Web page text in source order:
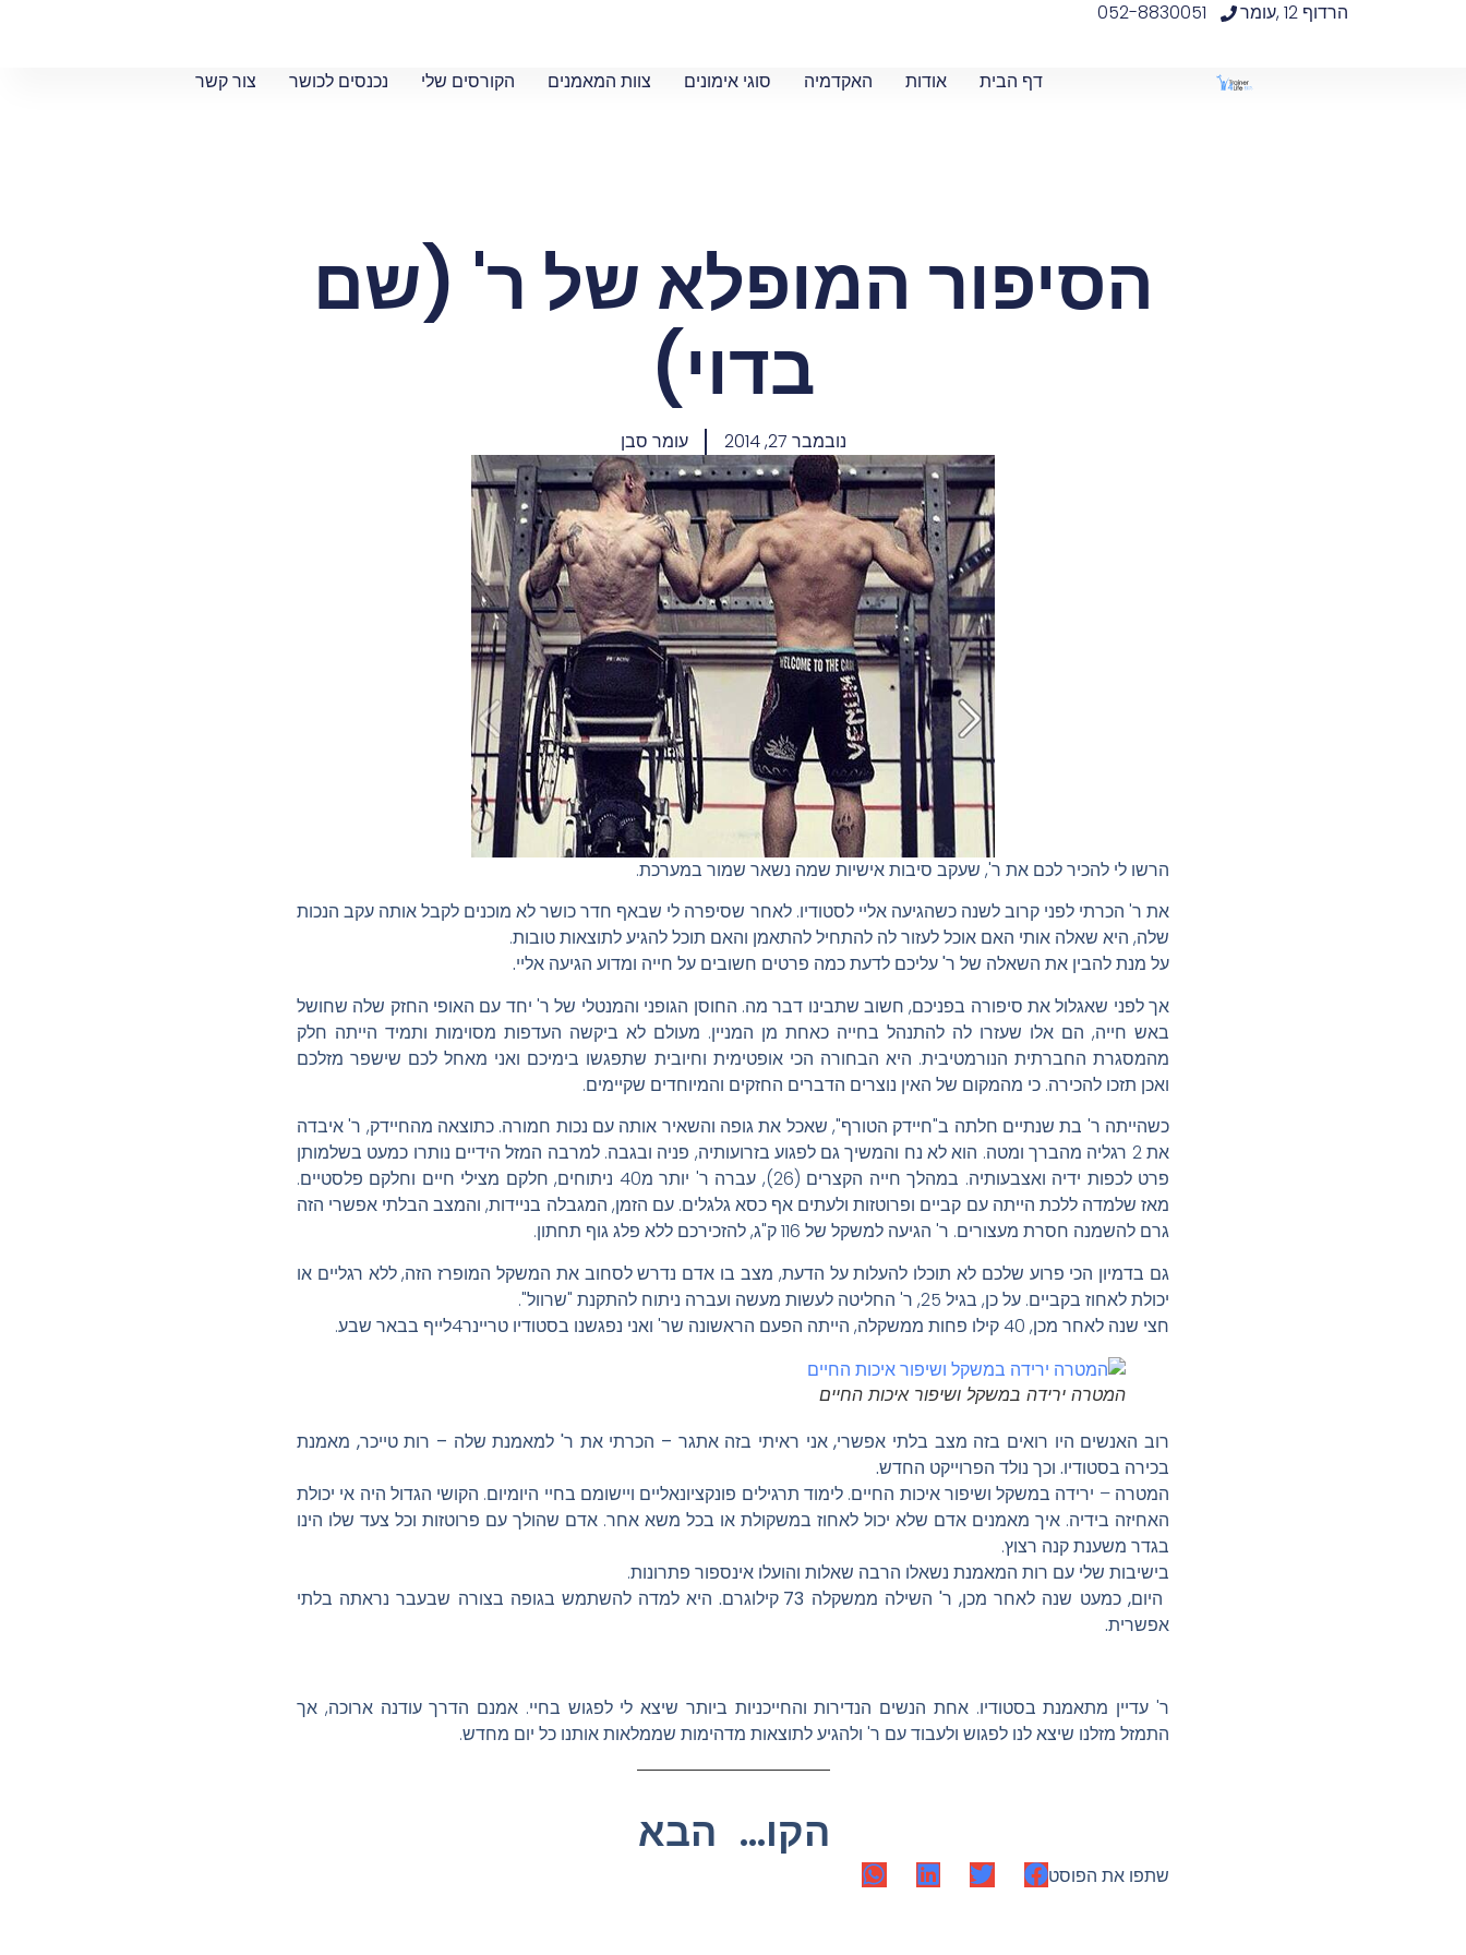
הרדוף 12 ,עומר 052-8830051
דף הבית אודות האקדמיה סוגי אימונים צוות המאמנים הקורסים שלי נכנסים לכושר צור קשר
הסיפור המופלא של ר' (שם
בדוי)
נובמבר 27, 2014 עומר סבן
הרשו לי להכיר לכם את ר', שעקב סיבות אישיות שמה נשאר שמור במערכת.
את ר' הכרתי לפני קרוב לשנה כשהגיעה אליי לסטודיו. לאחר שסיפרה לי שבאף חדר כושר לא מוכנים לקבל אותה עקב הנכות
שלה, היא שאלה אותי האם אוכל לעזור לה להתחיל להתאמן והאם תוכל להגיע לתוצאות טובות.
על מנת להבין את השאלה של ר' עליכם לדעת כמה פרטים חשובים על חייה ומדוע הגיעה אליי.
אך לפני שאגלול את סיפורה בפניכם, חשוב שתבינו דבר מה. החוסן הגופני והמנטלי של ר' יחד עם האופי החזק שלה שחושל
באש חייה, הם אלו שעזרו לה להתנהל בחייה כאחת מן המניין. מעולם לא ביקשה העדפות מסוימות ותמיד הייתה חלק
מהמסגרת החברתית הנורמטיבית. היא הבחורה הכי אופטימית וחיובית שתפגשו בימיכם ואני מאחל לכם שישפר מזלכם
ואכן תזכו להכירה. כי מהמקום של האין נוצרים הדברים החזקים והמיוחדים שקיימים.
כשהייתה ר' בת שנתיים חלתה ב"חיידק הטורף", שאכל את גופה והשאיר אותה עם נכות חמורה. כתוצאה מהחיידק, ר' איבדה
את 2 רגליה מהברך ומטה. הוא לא נח והמשיך גם לפגוע בזרועותיה, פניה ובגבה. למרבה המזל הידיים נותרו כמעט בשלמותן
פרט לכפות ידיה ואצבעותיה. במהלך חייה הקצרים (26), עברה ר' יותר מ40 ניתוחים, חלקם מצילי חיים וחלקם פלסטיים.
מאז שלמדה ללכת הייתה עם קביים ופרוטזות ולעתים אף כסא גלגלים. עם הזמן, המגבלה בניידות, והמצב הבלתי אפשרי הזה
גרם להשמנה חסרת מעצורים. ר' הגיעה למשקל של 116 ק"ג, להזכירכם ללא פלג גוף תחתון.
גם בדמיון הכי פרוע שלכם לא תוכלו להעלות על הדעת, מצב בו אדם נדרש לסחוב את המשקל המופרז הזה, ללא רגליים או
יכולת לאחוז בקביים. על כן, בגיל 25, ר' החליטה לעשות מעשה ועברה ניתוח להתקנת "שרוול".
חצי שנה לאחר מכן, 40 קילו פחות ממשקלה, הייתה הפעם הראשונה שר' ואני נפגשנו בסטודיו טריינר4לייף בבאר שבע.
המטרה ירידה במשקל ושיפור איכות החיים
רוב האנשים היו רואים בזה מצב בלתי אפשרי, אני ראיתי בזה אתגר – הכרתי את ר' למאמנת שלה – רות טייכר, מאמנת
בכירה בסטודיו. וכך נולד הפרוייקט החדש.
המטרה – ירידה במשקל ושיפור איכות החיים. לימוד תרגילים פונקציונאליים ויישומם בחיי היומיום. הקושי הגדול היה אי יכולת
האחיזה בידיה. איך מאמנים אדם שלא יכול לאחוז במשקולת או בכל משא אחר. אדם שהולך עם פרוטזות וכל צעד שלו הינו
בגדר משענת קנה רצוץ.
בישיבות שלי עם רות המאמנת נשאלו הרבה שאלות והועלו אינספור פתרונות.
היום, כמעט שנה לאחר מכן, ר' השילה ממשקלה 73 קילוגרם. היא למדה להשתמש בגופה בצורה שבעבר נראתה בלתי
אפשרית.
ר' עדיין מתאמנת בסטודיו. אחת הנשים הנדירות והחייכניות ביותר שיצא לי לפגוש בחיי. אמנם הדרך עודנה ארוכה, אך
התמזל מזלנו שיצא לנו לפגוש ולעבוד עם ר' ולהגיע לתוצאות מדהימות שממלאות אותנו כל יום מחדש.
הקודם הבא
שתפו את הפוסט